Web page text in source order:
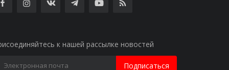
к нашей рассылке новостей
Подписаться